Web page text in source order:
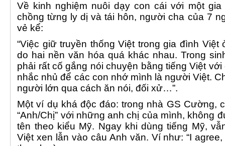
Về kinh nghiệm nuôi dạy con cái với một
chồng từng ly dị và tái hôn, người cha của 7
vẻ kể:
“Việc giữ truyền thống Việt trong gia đình Việt
do hai nền văn hóa quá khác nhau. Trong
phải rất cố gắng nói chuyện bằng tiếng Việt
nhắc nhủ để các con nhớ mình là người Việt.
người lớn qua cách ăn nói, đối xử…”.
Một ví dụ khá độc đáo: trong nhà GS Cường,
“Anh/Chị” với những anh chị của mình, không
tên theo kiểu Mỹ. Ngay khi dùng tiếng Mỹ,
Việt xen lẫn vào câu Anh văn. Ví như: “I